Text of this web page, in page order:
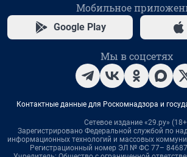
Мобильное
Google Play
Мы в соцсетях
Контактные данные для Роскомнадзора и
Сетевое издание «29.ру»
Зарегистрировано Федеральной службой по
информационных технологий и массовых
Регистрационный номер ЭЛ № ФС 77– 84687